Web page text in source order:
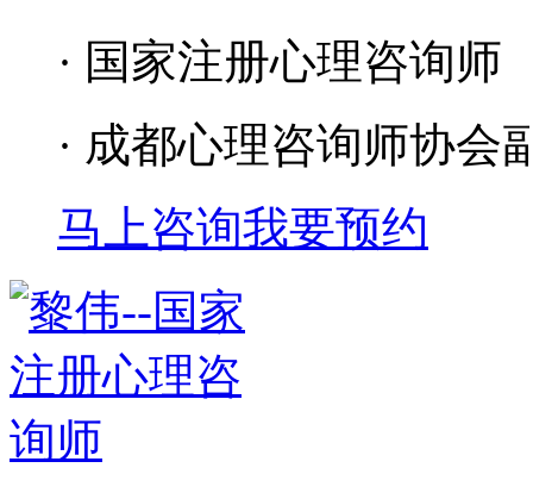
· 国家注册心理咨询师
· 成都心理咨询师协会
马上咨询我要预约